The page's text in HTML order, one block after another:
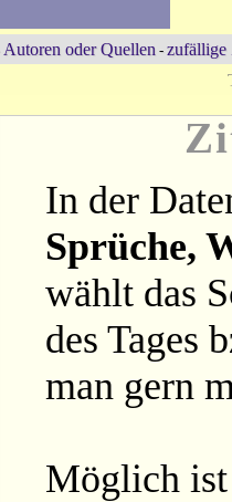
Autoren oder Quellen - zufällige
In der
Sprüche,
wählt das
des Tages
man gern
Möglich ist